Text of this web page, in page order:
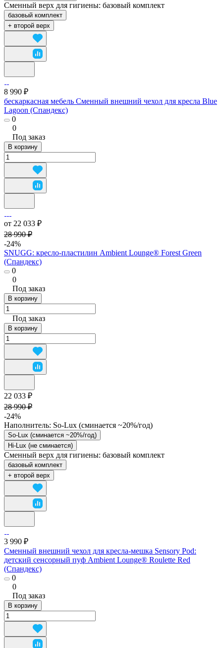
Сменный верх для гигиены: базовый комплект
базовый комплект
+ второй верх
8 990 ₽
бескаркасная мебель Сменный внешний чехол для кресла Blue
Lagoon (Спандекс)
0
0
Под заказ
В корзину
от 22 033 ₽
28 990 ₽
-24%
SNUGG: кресло-пластилин Ambient Lounge® Forest Green
(Спандекс)
0
0
Под заказ
В корзину
Под заказ
В корзину
22 033 ₽
28 990 ₽
-24%
Наполнитель: So-Lux (cминается ~20%/год)
So-Lux (cминается ~20%/год)
Hi-Lux (не сминается)
Сменный верх для гигиены: базовый комплект
базовый комплект
+ второй верх
3 990 ₽
Сменный внешний чехол для кресла-мешка Sensory Pod:
детский сенсорный пуф Ambient Lounge® Roulette Red
(Спандекс)
0
0
Под заказ
В корзину